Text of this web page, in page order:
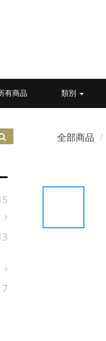
有商品 類別
7
全部商品